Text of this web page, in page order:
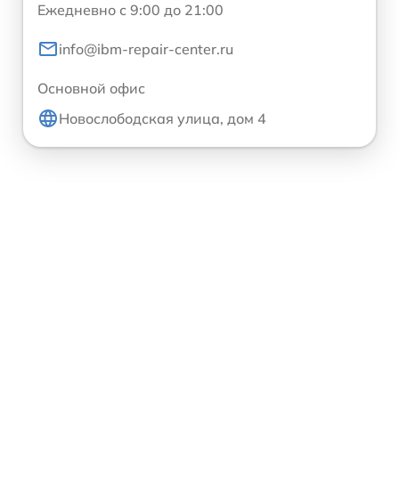
Ежедневно с 9:00 до 21:00
info@ibm-repair-center.ru
Основной офис
Новослободская улица, дом 4